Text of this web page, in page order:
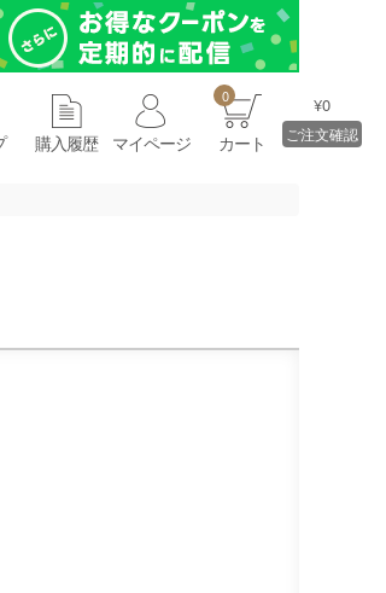
購入履歴 マイページ
0
カート
¥0
ご注文確認